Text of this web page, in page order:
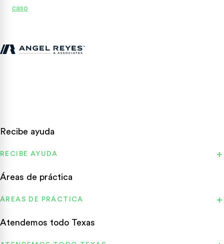
caso
Recibe ayuda
RECIBE AYUDA
Áreas de práctica
ÁREAS DE PRÁCTICA
Atendemos todo Texas